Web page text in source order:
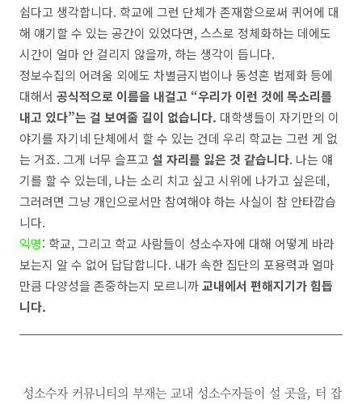
쉽다고 생각합니다. 학교에 그런 단체가 존재함으로써 퀴어에 대
해 얘기할 수 있는 공간이 있었다면,스스로 정체화하는 데에도
시간이 얼마 안 걸리지 않을까, 하는 생각이 듭니다.
정보수집의 어려움 외에도 차별금지법이나 동성혼 법제화 등에
대해서 공식적으로 이름을 내걸고 “우리가 이런 것에 목소리를
내고 있다”는 걸 보여줄 길이 없습니다. 대학생들이 자기만의 이
야기를 자기네 단체에서 할 수 있는 건데 우리 학교는 그런 게 없
는 거죠. 그게 너무 슬프고설 자리를 잃은 것 같습니다. 나는 얘
기를 할 수 있는데, 나는 소리 치고 싶고 시위에 나가고 싶은데,
그러려면 그냥 개인으로서만 참여해야 하는 사실이 참 안타깝습
니다.
익명: 학교,그리고 학교 사람들이 성소수자에 대해 어떻게 바라
보는지 알 수 없어 답답합니다. 내가 속한 집단의 포용력과 얼마
만큼 다양성을 존중하는지 모르니까교내에서 편해지기가 힘듭
니다.
성소수자 커뮤니티의 부재는 교내 성소수자들이 설 곳을, 터 잡